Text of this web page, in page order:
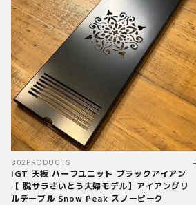
802PRODUCTS
IGT 天板 ハーフユニット ブラックアイアン
【 脱サラさいとう夫婦モデル】アイアングリ
ルテーブル Snow Peak スノーピーク